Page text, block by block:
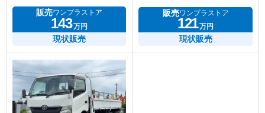
販売ワンプラストア
143万円
現状販売
販売ワンプラストア
121万円
現状販売